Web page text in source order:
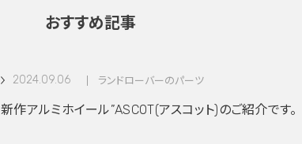
おすすめ記事
2024.09.06 ランドローバーのパーツ
新作アルミホイール”ASCOT(アスコット)のご紹介です。